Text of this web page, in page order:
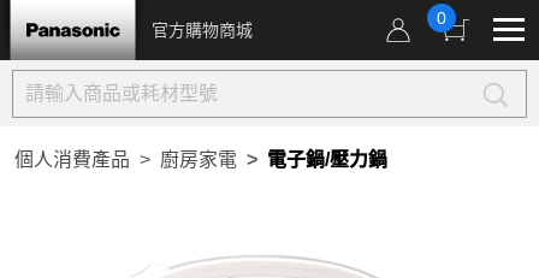
官方購物商城
0
個人消費產品 廚房家電 電子鍋/壓力鍋